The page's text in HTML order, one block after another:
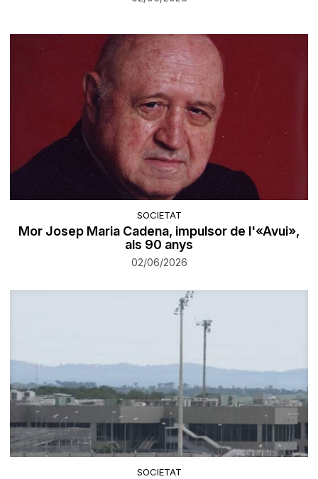
SOCIETAT
Mor Josep Maria Cadena, impulsor de l'«Avui»,
als 90 anys
02/06/2026
SOCIETAT